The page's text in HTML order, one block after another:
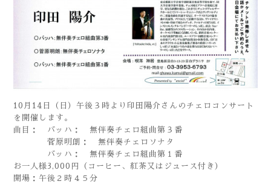
10月14日（日）午後３時より印田陽介さんのチェロコンサート
を開催します。
曲目： バッハ： 無伴奏チェロ組曲第３番
菅原明朗： 無伴奏チェロソナタ
バッハ： 無伴奏チェロ組曲第１番
お一人様3,000円（コーヒー、紅茶又はジュース付き）
開場：午後２時４５分